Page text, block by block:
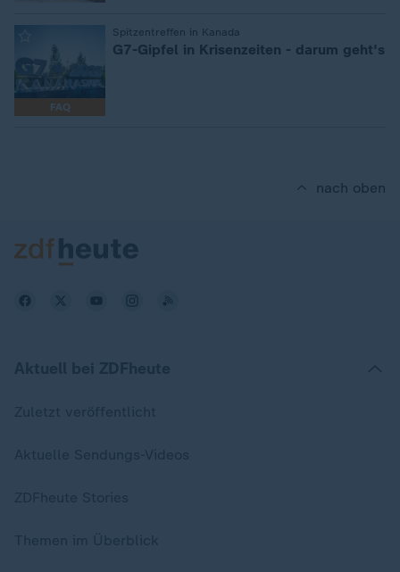
FAQ
Spitzentreffen in Kanada
G7-Gipfel in Krisenzeiten - darum geht's
nach oben